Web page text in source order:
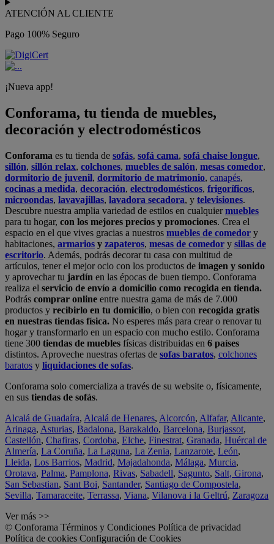
ATENCIÓN AL CLIENTE
Pago 100% Seguro
¡Nueva app!
Conforama, tu tienda de muebles,
decoración y electrodomésticos
Conforama es tu tienda de sofás, sofá cama, sofá chaise longue,
sillón, sillón relax, colchones, muebles de salón, mesas comedor,
dormitorio de juvenil, dormitorio de matrimonio, canapés,
cocinas a medida, decoración, electrodomésticos, frigoríficos,
microondas, lavavajillas, lavadora secadora, y televisiones.
Descubre nuestra amplia variedad de estilos en cualquiermuebles
para tu hogar, con los mejores precios y promociones. Crea el
espacio en el que vives gracias a nuestros muebles de comedor y
habitaciones, armarios y zapateros, mesas de comedor y sillas de
escritorio. Además, podrás decorar tu casa con multitud de
artículos, tener el mejor ocio con los productos de imagen y sonido
y aprovechar tu jardín en las épocas de buen tiempo. Conforama
realiza el servicio de envío a domicilio como recogida en tienda.
Podrás comprar online entre nuestra gama de más de 7.000
productos y recibirlo en tu domicilio, o bien con recogida gratis
en nuestras tiendas física. No esperes más para crear o renovar tu
hogar y transformarlo en un espacio con mucho estilo. Conforama
tiene 300 tiendas de muebles físicas distribuidas en 6 países
distintos. Aproveche nuestras ofertas de sofas baratos, colchones
baratos y liquidaciones de sofas.
Conforama solo comercializa a través de su website o, físicamente,
en sus tiendas de sofás.
Alcalá de Guadaíra, Alcalá de Henares, Alcorcón, Alfafar, Alicante,
Arinaga, Asturias, Badalona, Barakaldo, Barcelona, Burjassot,
Castellón, Chafiras, Cordoba, Elche, Finestrat, Granada, Huércal de
Almería, La Coruña, La Laguna, La Zenia, Lanzarote, León,
Lleida, Los Barrios, Madrid, Majadahonda, Málaga, Murcia,
Orotava, Palma, Pamplona, Rivas, Sabadell, Sagunto, Salt, Girona,
San Sebastian, Sant Boi, Santander, Santiago de Compostela,
Sevilla, Tamaraceite, Terrassa, Viana, Vilanova i la Geltrú, Zaragoza
Ver más >>
© Conforama Términos y Condiciones Política de privacidad
Política de cookies Configuración de Cookies